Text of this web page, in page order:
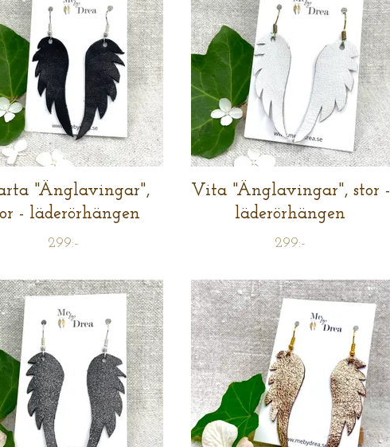
"Änglavingar",
- läderörhängen
299:-
Vita "Änglavingar", stor -
läderörhängen
299:-